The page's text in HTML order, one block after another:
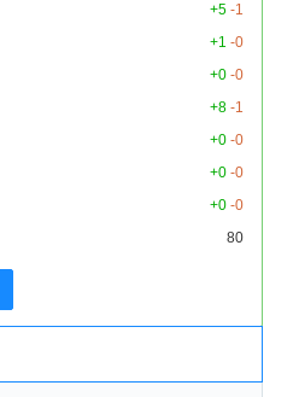
+5 -1
+1 -0
+0 -0
+8 -1
+0 -0
+0 -0
+0 -0
80